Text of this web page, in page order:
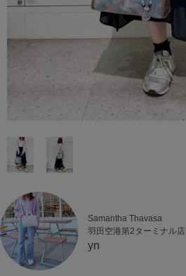
Samantha Thavasa
羽田空港第2ターミナル店
yn